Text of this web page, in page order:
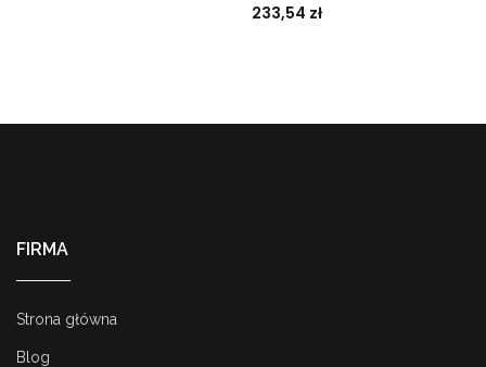
233,54 zł
FIRMA
Strona główna
Blog